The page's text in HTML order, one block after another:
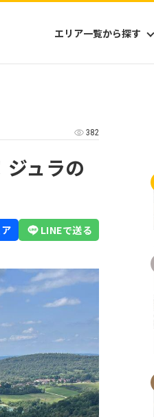
エリア一覧から探す
ハワイ
ミクロネシア
オセアニア
382
ュラの
LINEで送る